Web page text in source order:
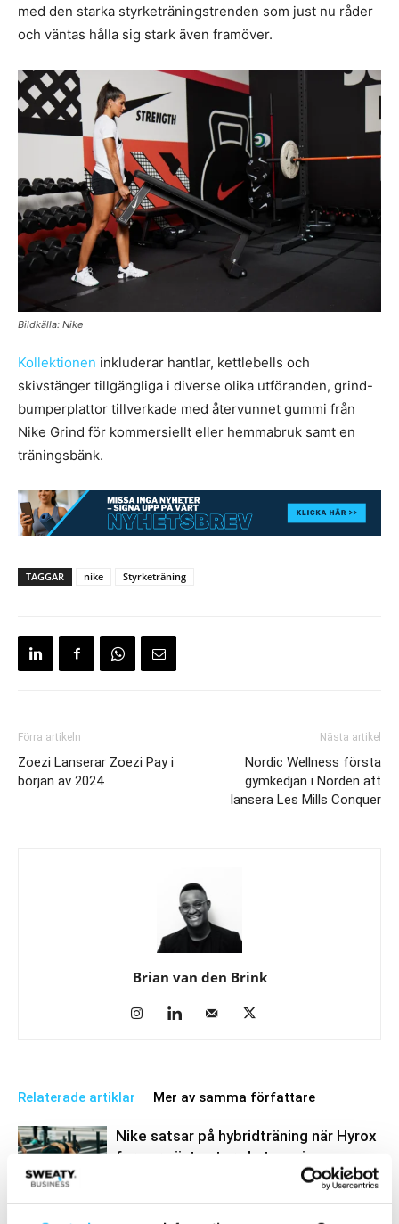
med den starka styrketräningstrenden som just nu råder
och väntas hålla sig stark även framöver.
Bildkälla: Nike
Kollektionen inkluderar hantlar, kettlebells och
skivstänger tillgängliga i diverse olika utföranden, grind-
bumperplattor tillverkade med återvunnet gummi från
Nike Grind för kommersiellt eller hemmabruk samt en
träningsbänk.
TAGGAR nike Styrketräning
Förra artikeln
Zoezi Lanserar Zoezi Pay i
början av 2024
Nästa artikel
Nordic Wellness första
gymkedjan i Norden att
lansera Les Mills Conquer
Brian van den Brink
Relaterade artiklar Mer av samma författare
Gym
Nike satsar på hybridträning när Hyrox
formar nästa stora kategori